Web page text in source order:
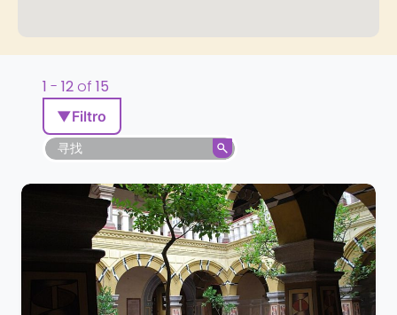
1 - 12 of 15
▼Filtro